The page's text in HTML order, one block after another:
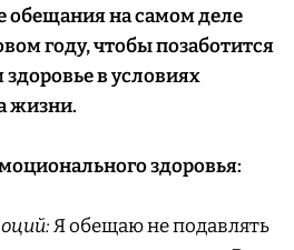
обещания на самом деле
году, чтобы позаботится
в условиях
жизни.
здоровья:
Я обещаю не подавлять